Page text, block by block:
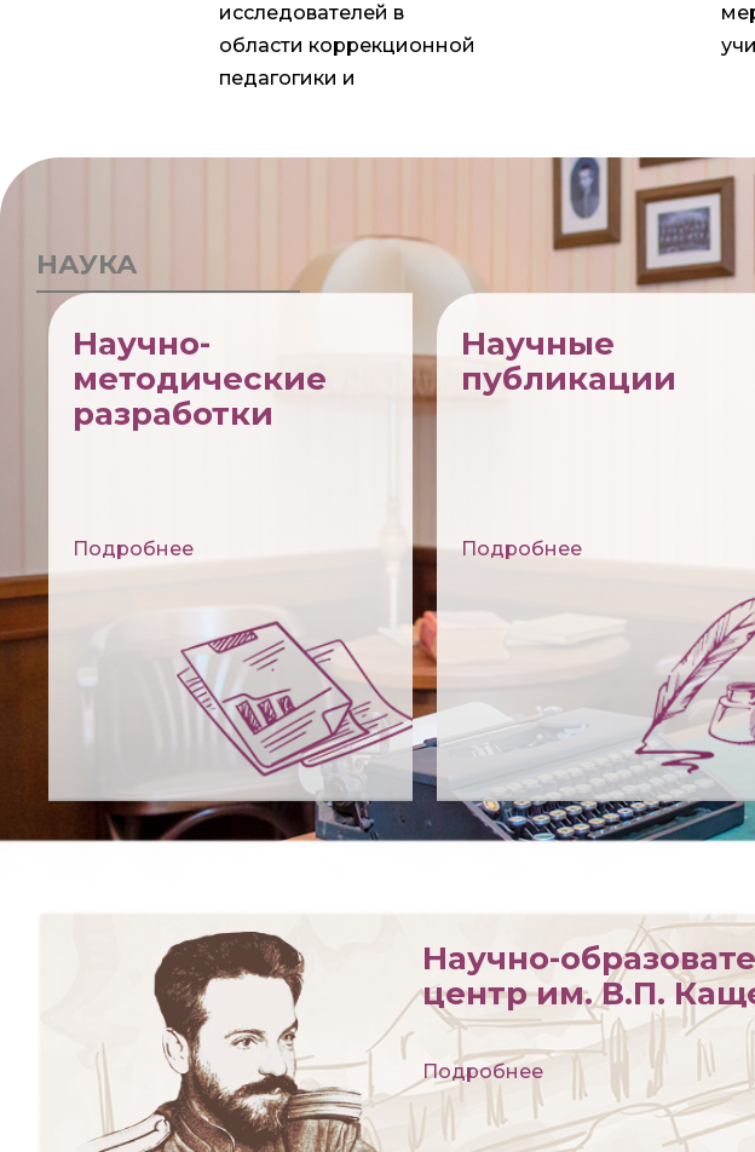
исследователей в
области коррекционной
педагогики и
НАУКА
Научно-
методические
разработки
Подробнее
Научные
публикации
Подробнее
Научно-
центр им. В.П.
Подробнее